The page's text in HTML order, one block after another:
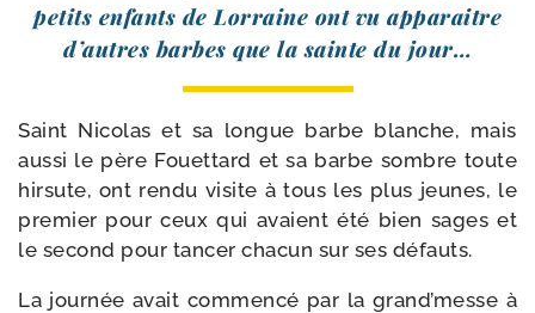
petits enfants de Lorraine ont vu appa­raitre
d’autres barbes que la sainte du jour…
Saint Nicolas et sa longue barbe blanche, mais
aus­si le père Fouettard et sa barbe sombre toute
hir­sute, ont ren­du visite à tous les plus jeunes, le
pre­mier pour ceux qui avaient été bien sages et
le second pour tan­cer cha­cun sur ses défauts.
La jour­née avait com­men­cé par la grand’messe à